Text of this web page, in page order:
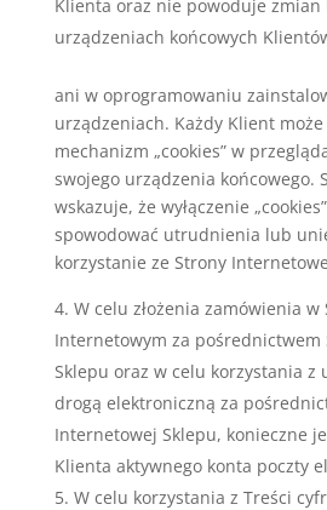
Klienta oraz nie powoduje
urządzeniach końcowych
ani w oprogramowaniu
urządzeniach. Każdy Klient może
mechanizm „cookies” w
swojego urządzenia końcowego.
wskazuje, że wyłączenie
spowodować utrudnienia lub
korzystanie ze Strony
W celu złożenia zamówienia w
Internetowym za
Sklepu oraz w celu korzystania z
drogą elektroniczną za
Internetowej Sklepu, konieczne
Klienta aktywnego konta poczty
W celu korzystania z Treści